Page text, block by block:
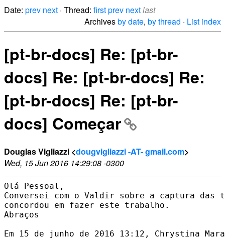
Date: prev next · Thread: firstprev nextlast
Archivesby date, by thread · List index
[pt-br-docs] Re: [pt-br-
docs] Re: [pt-br-docs] Re:
[pt-br-docs] Re: [pt-br-
docs] Começar
Douglas Vigliazzi <dougvigliazzi -AT- gmail.com>
Wed, 15 Jun 2016 14:29:08 -0300
Olá Pessoal,
Conversei com o Valdir sobre a captura das
concordou em fazer este trabalho.
Abraços
Em 15 de junho de 2016 13:12, Chrystina